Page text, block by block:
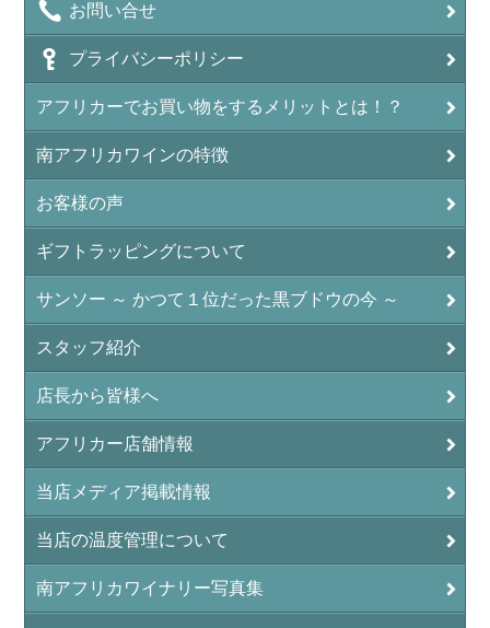
お問い合せ
プライバシーポリシー
アフリカーでお買い物をするメリットとは！？
南アフリカワインの特徴
お客様の声
ギフトラッピングについて
サンソー ～ かつて１位だった黒ブドウの今 ～
スタッフ紹介
店長から皆様へ
アフリカー店舗情報
当店メディア掲載情報
当店の温度管理について
南アフリカワイナリー写真集